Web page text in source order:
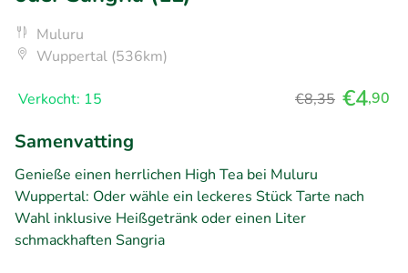
Muluru
Wuppertal (536km)
Verkocht: 15 €8,35 €4,90
Samenvatting
Genieße einen herrlichen High Tea bei Muluru
Wuppertal: Oder wähle ein leckeres Stück Tarte nach
Wahl inklusive Heißgetränk oder einen Liter
schmackhaften Sangria